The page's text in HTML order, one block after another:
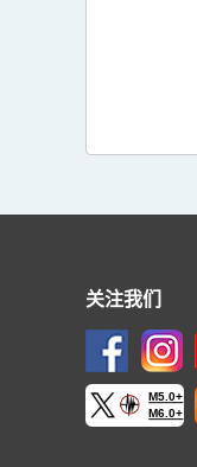
关注我们
M5.0+
M6.0+